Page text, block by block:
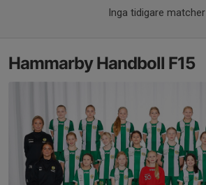
Inga tidigare matcher
Hammarby Handboll F15